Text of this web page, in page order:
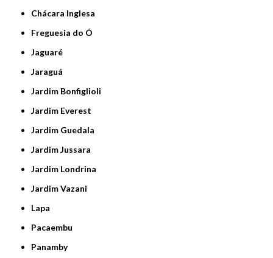
Chácara Inglesa
Freguesia do Ó
Jaguaré
Jaraguá
Jardim Bonfiglioli
Jardim Everest
Jardim Guedala
Jardim Jussara
Jardim Londrina
Jardim Vazani
Lapa
Pacaembu
Panamby